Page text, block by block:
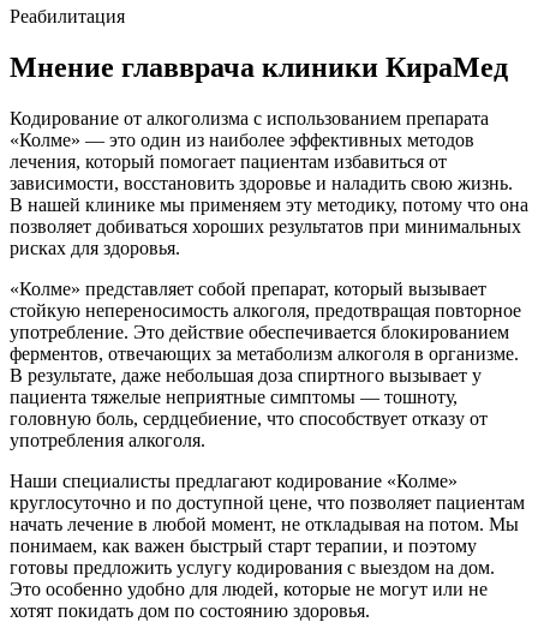
Реабилитация
Мнение главврача клиники КираМед
Кодирование от алкоголизма с использованием препарата
«Колме» — это один из наиболее эффективных методов
лечения, который помогает пациентам избавиться от
зависимости, восстановить здоровье и наладить свою жизнь.
В нашей клинике мы применяем эту методику, потому что она
позволяет добиваться хороших результатов при минимальных
рисках для здоровья.
«Колме» представляет собой препарат, который вызывает
стойкую непереносимость алкоголя, предотвращая повторное
употребление. Это действие обеспечивается блокированием
ферментов, отвечающих за метаболизм алкоголя в организме.
В результате, даже небольшая доза спиртного вызывает у
пациента тяжелые неприятные симптомы — тошноту,
головную боль, сердцебиение, что способствует отказу от
употребления алкоголя.
Наши специалисты предлагают кодирование «Колме»
круглосуточно и по доступной цене, что позволяет пациентам
начать лечение в любой момент, не откладывая на потом. Мы
понимаем, как важен быстрый старт терапии, и поэтому
готовы предложить услугу кодирования с выездом на дом.
Это особенно удобно для людей, которые не могут или не
хотят покидать дом по состоянию здоровья.